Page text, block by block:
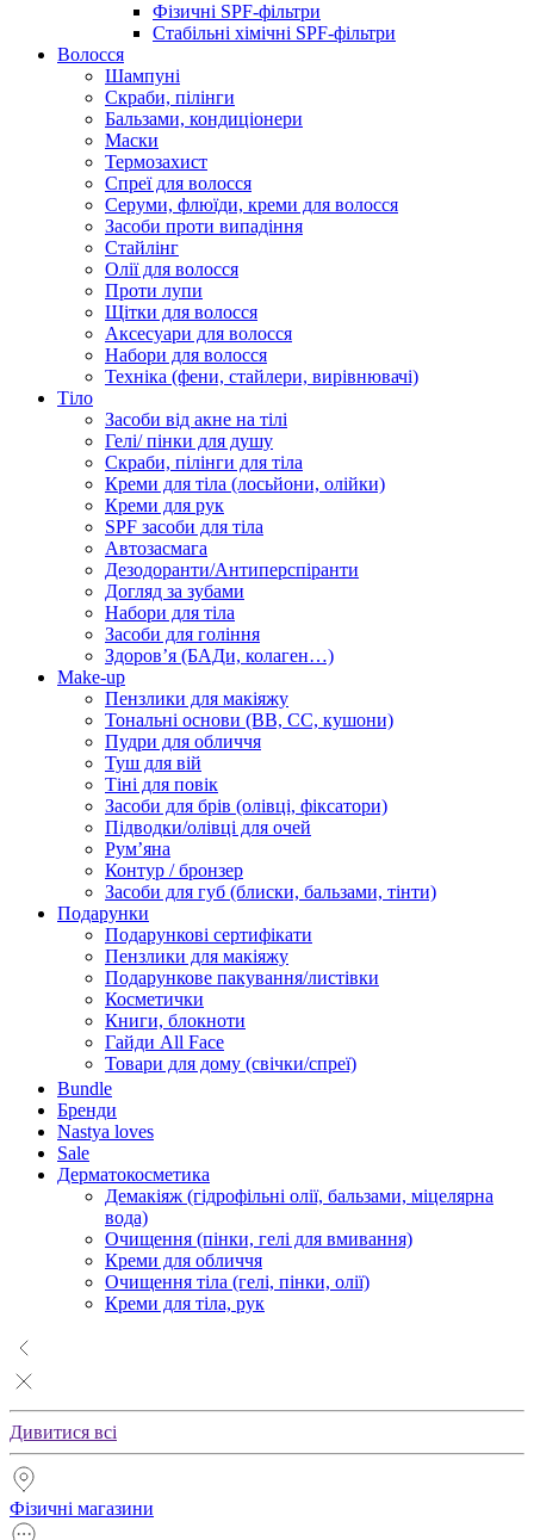
Фізичні SPF-фільтри
Стабільні хімічні SPF-фільтри
Волосся
Шампуні
Скраби, пілінги
Бальзами, кондиціонери
Маски
Термозахист
Спреї для волосся
Серуми, флюїди, креми для волосся
Засоби проти випадіння
Стайлінг
Олії для волосся
Проти лупи
Щітки для волосся
Аксесуари для волосся
Набори для волосся
Техніка (фени, стайлери, вирівнювачі)
Тіло
Засоби від акне на тілі
Гелі/ пінки для душу
Скраби, пілінги для тіла
Креми для тіла (лосьйони, олійки)
Креми для рук
SPF засоби для тіла
Автозасмага
Дезодоранти/Антиперспіранти
Догляд за зубами
Набори для тіла
Засоби для гоління
Здоровʼя (БАДи, колаген…)
Make-up
Пензлики для макіяжу
Тональні основи (BB, CC, кушони)
Пудри для обличчя
Туш для вій
Тіні для повік
Засоби для брів (олівці, фіксатори)
Підводки/олівці для очей
Румʼяна
Контур / бронзер
Засоби для губ (блиски, бальзами, тінти)
Подарунки
Подарункові сертифікати
Пензлики для макіяжу
Подарункове пакування/листівки
Косметички
Книги, блокноти
Гайди All Face
Товари для дому (свічки/спреї)
Bundle
Бренди
Nastya loves
Sale
Дерматокосметика
Демакіяж (гідрофільні олії, бальзами, міцелярна
вода)
Очищення (пінки, гелі для вмивання)
Креми для обличчя
Очищення тіла (гелі, пінки, олії)
Креми для тіла, рук
Дивитися всі
Фізичні магазини